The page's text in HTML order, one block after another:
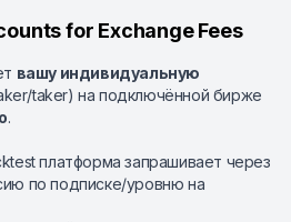
for Exchange Fees
вашу индивидуальную
taker) на подключённой бирже
.
платформа запрашивает через
по подписке/уровню на